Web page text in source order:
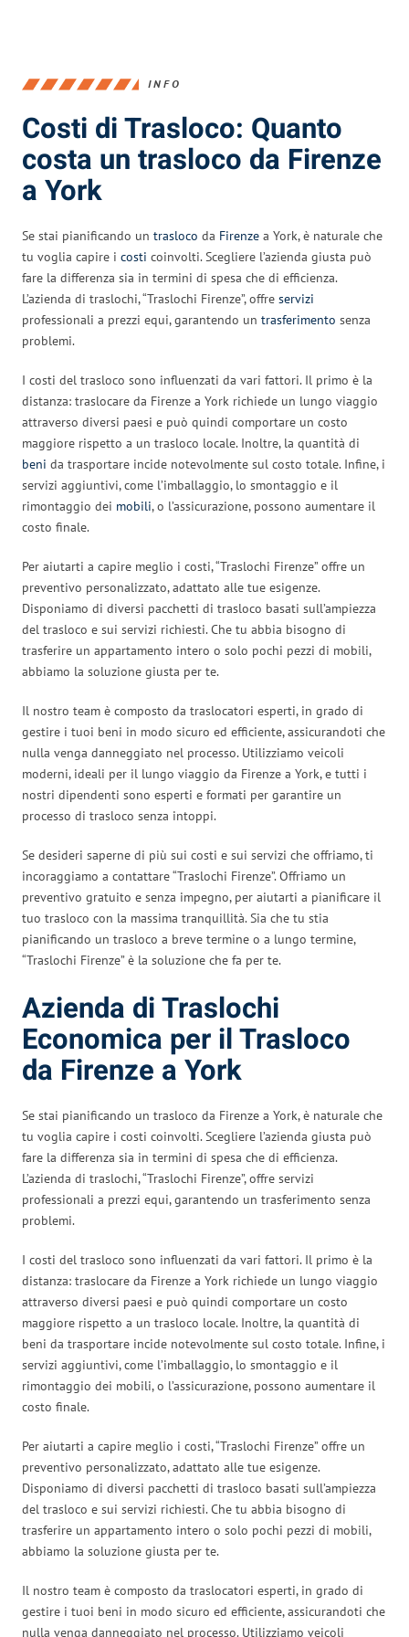
INFO
Costi di Trasloco: Quanto
costa un trasloco da Firenze
a York
Se stai pianificando un trasloco da Firenze a York, è naturale che
tu voglia capire i costi coinvolti. Scegliere l’azienda giusta può
fare la differenza sia in termini di spesa che di efficienza.
L’azienda di traslochi, “Traslochi Firenze”, offre servizi
professionali a prezzi equi, garantendo un trasferimento senza
problemi.
I costi del trasloco sono influenzati da vari fattori. Il primo è la
distanza: traslocare da Firenze a York richiede un lungo viaggio
attraverso diversi paesi e può quindi comportare un costo
maggiore rispetto a un trasloco locale. Inoltre, la quantità di
beni da trasportare incide notevolmente sul costo totale. Infine, i
servizi aggiuntivi, come l’imballaggio, lo smontaggio e il
rimontaggio dei mobili, o l’assicurazione, possono aumentare il
costo finale.
Per aiutarti a capire meglio i costi, “Traslochi Firenze” offre un
preventivo personalizzato, adattato alle tue esigenze.
Disponiamo di diversi pacchetti di trasloco basati sull’ampiezza
del trasloco e sui servizi richiesti. Che tu abbia bisogno di
trasferire un appartamento intero o solo pochi pezzi di mobili,
abbiamo la soluzione giusta per te.
Il nostro team è composto da traslocatori esperti, in grado di
gestire i tuoi beni in modo sicuro ed efficiente, assicurandoti che
nulla venga danneggiato nel processo. Utilizziamo veicoli
moderni, ideali per il lungo viaggio da Firenze a York, e tutti i
nostri dipendenti sono esperti e formati per garantire un
processo di trasloco senza intoppi.
Se desideri saperne di più sui costi e sui servizi che offriamo, ti
incoraggiamo a contattare “Traslochi Firenze”. Offriamo un
preventivo gratuito e senza impegno, per aiutarti a pianificare il
tuo trasloco con la massima tranquillità. Sia che tu stia
pianificando un trasloco a breve termine o a lungo termine,
“Traslochi Firenze” è la soluzione che fa per te.
Azienda di Traslochi
Economica per il Trasloco
da Firenze a York
Se stai pianificando un trasloco da Firenze a York, è naturale che
tu voglia capire i costi coinvolti. Scegliere l’azienda giusta può
fare la differenza sia in termini di spesa che di efficienza.
L’azienda di traslochi, “Traslochi Firenze”, offre servizi
professionali a prezzi equi, garantendo un trasferimento senza
problemi.
I costi del trasloco sono influenzati da vari fattori. Il primo è la
distanza: traslocare da Firenze a York richiede un lungo viaggio
attraverso diversi paesi e può quindi comportare un costo
maggiore rispetto a un trasloco locale. Inoltre, la quantità di
beni da trasportare incide notevolmente sul costo totale. Infine, i
servizi aggiuntivi, come l’imballaggio, lo smontaggio e il
rimontaggio dei mobili, o l’assicurazione, possono aumentare il
costo finale.
Per aiutarti a capire meglio i costi, “Traslochi Firenze” offre un
preventivo personalizzato, adattato alle tue esigenze.
Disponiamo di diversi pacchetti di trasloco basati sull’ampiezza
del trasloco e sui servizi richiesti. Che tu abbia bisogno di
trasferire un appartamento intero o solo pochi pezzi di mobili,
abbiamo la soluzione giusta per te.
Il nostro team è composto da traslocatori esperti, in grado di
gestire i tuoi beni in modo sicuro ed efficiente, assicurandoti che
nulla venga danneggiato nel processo. Utilizziamo veicoli